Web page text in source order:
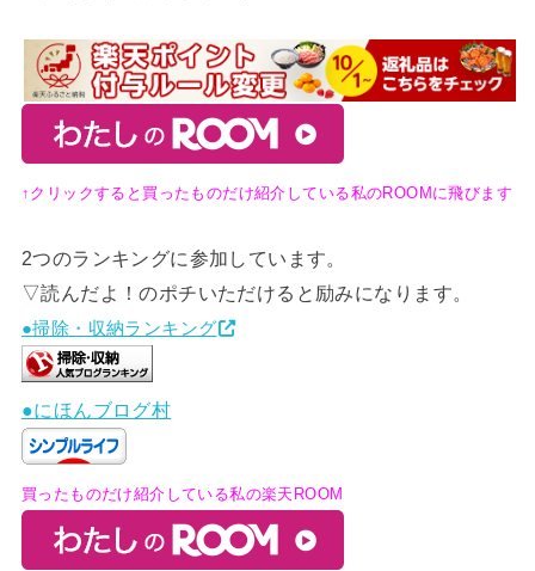
↑クリックすると買ったものだけ紹介している私のROOMに飛びます
2つのランキングに参加しています。
▽読んだよ！のポチいただけると励みになります。
●掃除・収納ランキング
●にほんブログ村
買ったものだけ紹介している私の楽天ROOM